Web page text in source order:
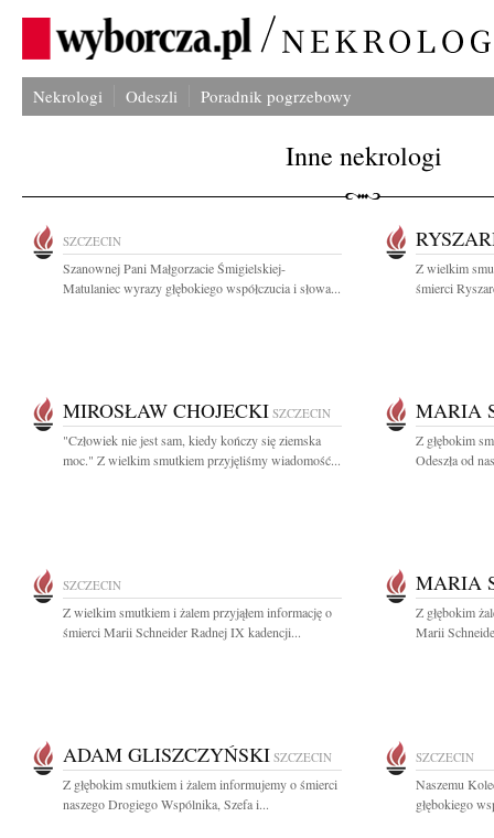
Nekrologi Odeszli Poradnik pogrzebowy
Inne nekrologi
SZCZECIN
Szanownej Pani Małgorzacie Śmigielskiej-
Matulaniec wyrazy głębokiego współczucia i słowa...
Z wielkim
śmierci
MIROSŁAW CHOJECKI SZCZECIN
"Człowiek nie jest sam, kiedy kończy się ziemska
moc." Z wielkim smutkiem przyjęliśmy wiadomość...
MARIA
Z głębokim
Odeszła od
SZCZECIN
Z wielkim smutkiem i żalem przyjąłem informację o
śmierci Marii Schneider Radnej IX kadencji...
MARIA
Z głębokim
Marii
ADAM GLISZCZYŃSKI SZCZECIN
Z głębokim smutkiem i żalem informujemy o śmierci
naszego Drogiego Wspólnika, Szefa i...
SZCZECIN
Naszemu
głębokiego